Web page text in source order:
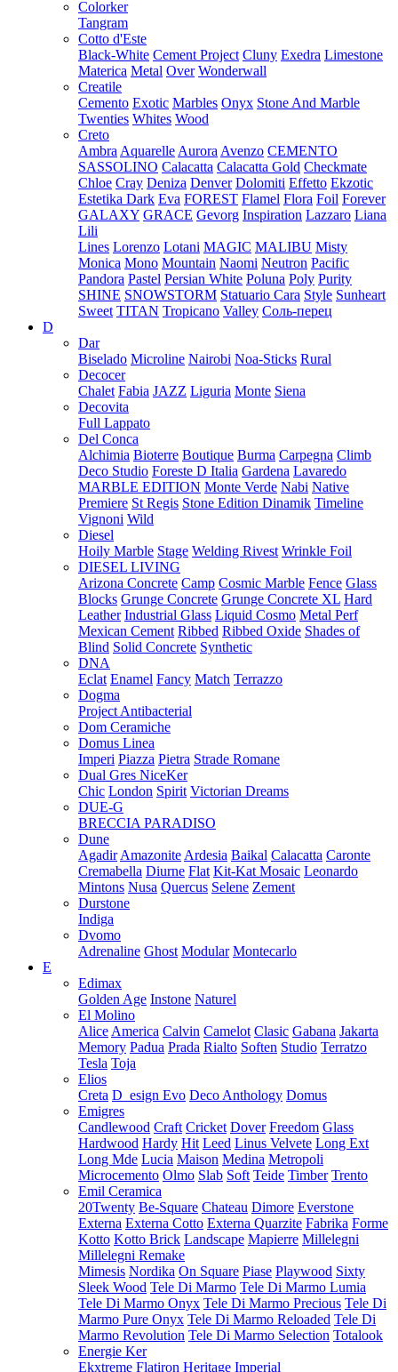
Colorker
Tangram
Cotto d'Este
Black-White Cement Project Cluny Exedra Limestone
Materica Metal Over Wonderwall
Creatile
Cemento Exotic Marbles Onyx Stone And Marble
Twenties Whites Wood
Creto
Ambra Aquarelle Aurora Avenzo CEMENTO
SASSOLINO Calacatta Calacatta Gold Checkmate
Chloe Cray Deniza Denver Dolomiti Effetto Ekzotic
Estetika Dark Eva FOREST Flamel Flora Foil Forever
GALAXY GRACE Gevorg Inspiration Lazzaro Liana
Lili
Lines Lorenzo Lotani MAGIC MALIBU Misty
Monica Mono Mountain Naomi Neutron Pacific
Pandora Pastel Persian White Poluna Poly Purity
SHINE SNOWSTORM Statuario Cara Style Sunheart
Sweet TITAN Tropicano Valley Соль-перец
D
Dar
Biselado Microline Nairobi Noa-Sticks Rural
Decocer
Chalet Fabia JAZZ Liguria Monte Siena
Decovita
Full Lappato
Del Conca
Alchimia Bioterre Boutique Burma Carpegna Climb
Deco Studio Foreste D Italia Gardena Lavaredo
MARBLE EDITION Monte Verde Nabi Native
Premiere St Regis Stone Edition Dinamik Timeline
Vignoni Wild
Diesel
Hoily Marble Stage Welding Rivest Wrinkle Foil
DIESEL LIVING
Arizona Concrete Camp Cosmic Marble Fence Glass
Blocks Grunge Concrete Grunge Concrete XL Hard
Leather Industrial Glass Liquid Cosmo Metal Perf
Mexican Cement Ribbed Ribbed Oxide Shades of
Blind Solid Concrete Synthetic
DNA
Eclat Enamel Fancy Match Terrazzo
Dogma
Project Antibacterial
Dom Ceramiche
Domus Linea
Imperi Piazza Pietra Strade Romane
Dual Gres NiceKer
Chic London Spirit Victorian Dreams
DUE-G
BRECCIA PARADISO
Dune
Agadir Amazonite Ardesia Baikal Calacatta Caronte
Cremabella Diurne Flat Kit-Kat Mosaic Leonardo
Mintons Nusa Quercus Selene Zement
Durstone
Indiga
Dvomo
Adrenaline Ghost Modular Montecarlo
E
Edimax
Golden Age Instone Naturel
El Molino
Alice America Calvin Camelot Clasic Gabana Jakarta
Memory Padua Prada Rialto Soften Studio Terratzo
Tesla Toja
Elios
Creta D_esign Evo Deco Anthology Domus
Emigres
Candlewood Craft Cricket Dover Freedom Glass
Hardwood Hardy Hit Leed Linus Velvete Long Ext
Long Mde Lucia Maison Medina Metropoli
Microcemento Olmo Slab Soft Teide Timber Trento
Emil Ceramica
20Twenty Be-Square Chateau Dimore Everstone
Externa Externa Cotto Externa Quarzite Fabrika Forme
Kotto Kotto Brick Landscape Mapierre Millelegni
Millelegni Remake
Mimesis Nordika On Square Piase Playwood Sixty
Sleek Wood Tele Di Marmo Tele Di Marmo Lumia
Tele Di Marmo Onyx Tele Di Marmo Precious Tele Di
Marmo Pure Onyx Tele Di Marmo Reloaded Tele Di
Marmo Revolution Tele Di Marmo Selection Totalook
Energie Ker
Ekxtreme Flatiron Heritage Imperial